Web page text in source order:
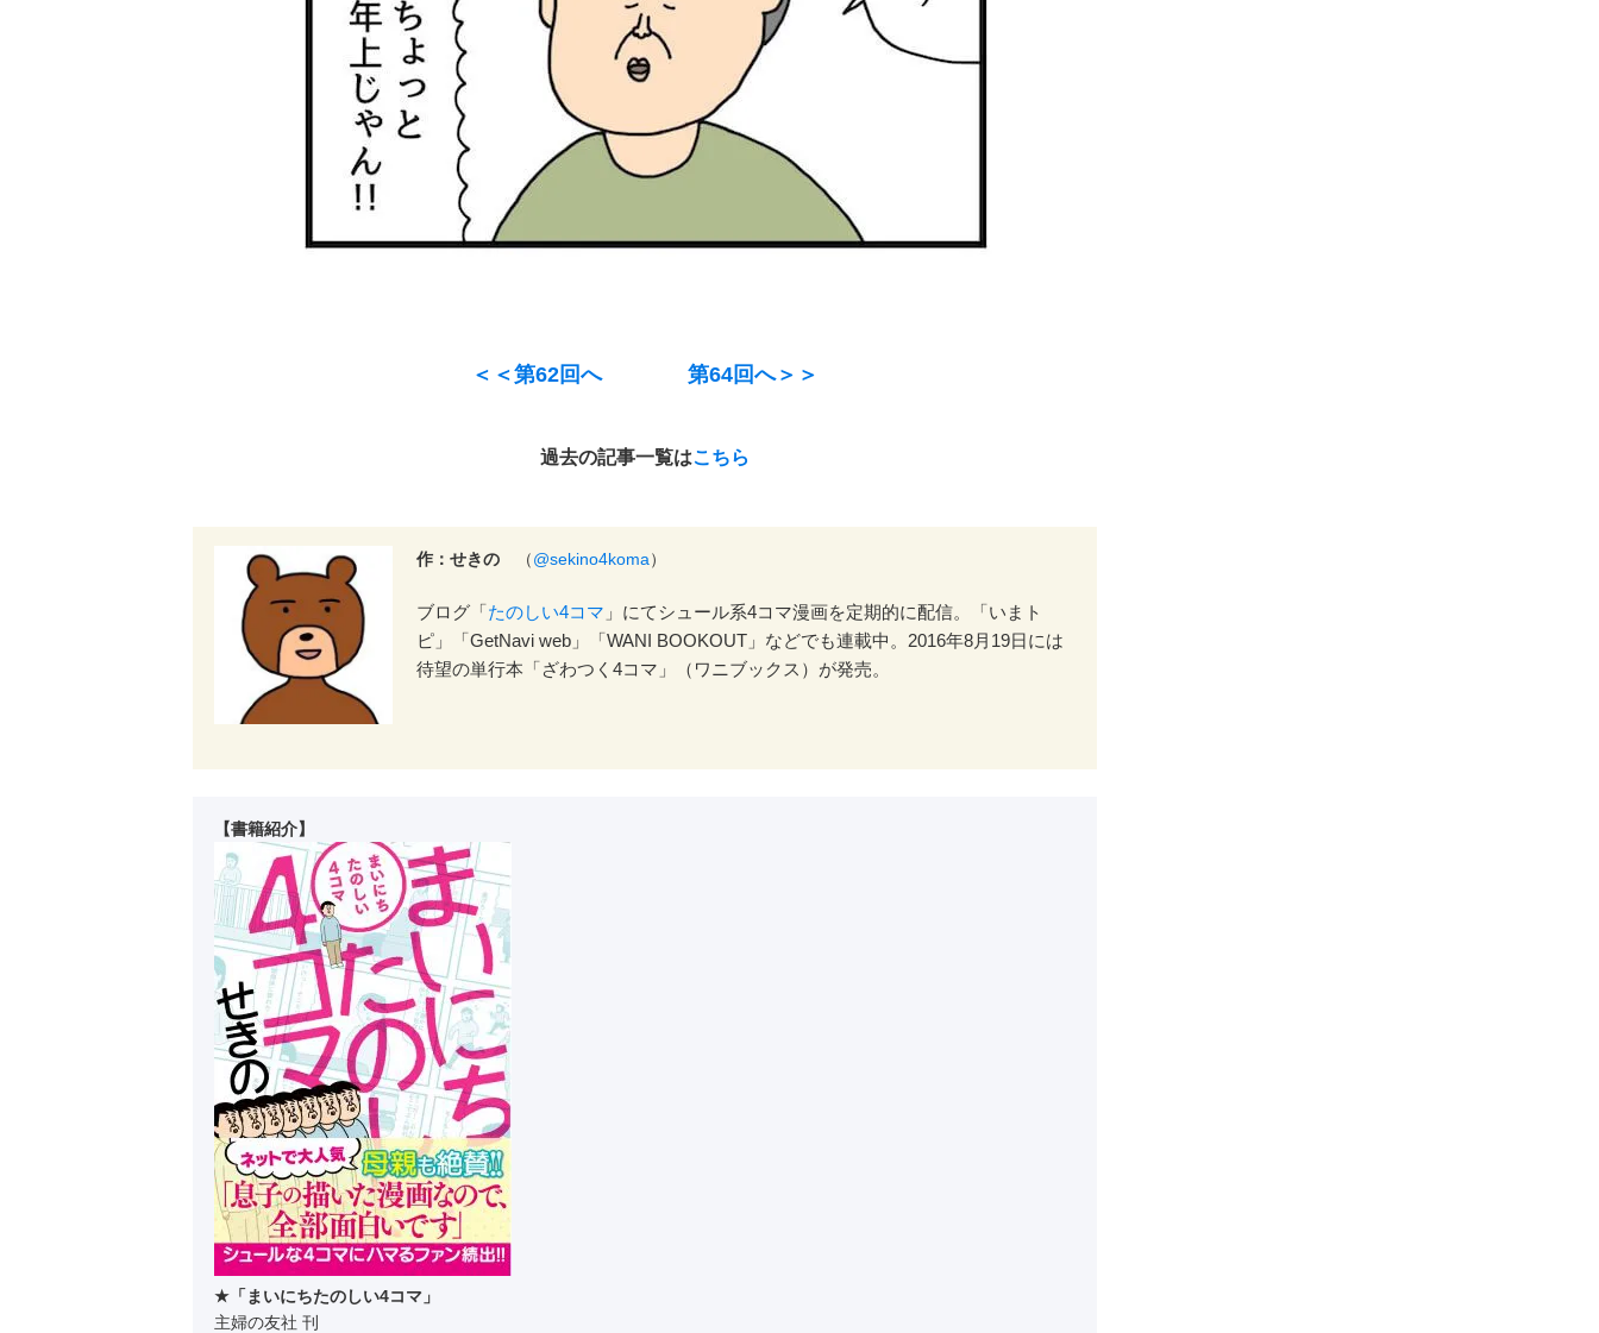
＜＜第62回へ 第64回へ＞＞
過去の記事一覧はこちら
作：せきの （@sekino4koma）
ブログ「たのしい4コマ 」にてシュール系4コマ漫画を定期的に配信。「いまト
ピ」「GetNavi web」「WANI BOOKOUT」などでも連載中。2016年8月19日には
待望の単行本「ざわつく4コマ」（ワニブックス）が発売。
【書籍紹介】
★「まいにちたのしい4コマ」
主婦の友社 刊